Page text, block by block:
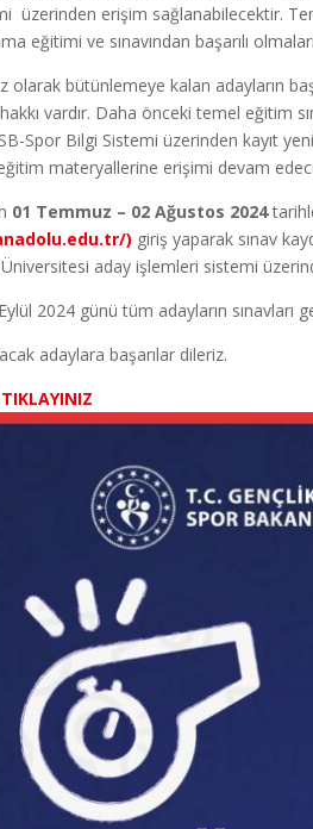
erişim sağlanabilecektir.
eğitimi ve sınavından başarılı
olarak bütünlemeye kalan adayların
vardır. Daha önceki temel eğitim
Spor Bilgi Sistemi üzerinden kayıt
materyallerine erişimi devam
01 Temmuz – 02 Ağustos 2024
) giriş yaparak sınav
aday işlemleri sistemi
2024 günü tüm adayların sınavları
adaylara başarılar dileriz.